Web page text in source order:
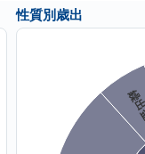
性質別歳出